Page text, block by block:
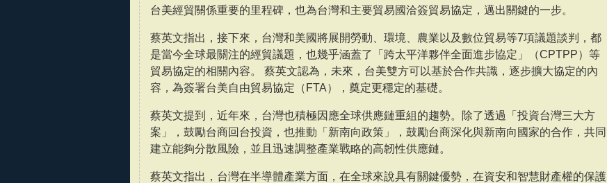
台美經貿關係重要的里程碑，也為台灣和主要貿易國洽簽貿易協定，邁出關鍵的一步。
蔡英文指出，接下來，台灣和美國將展開勞動、環境、農業以及數位貿易等7項議題談判，都
是當今全球最關注的經貿議題，也幾乎涵蓋了「跨太平洋夥伴全面進步協定」（CPTPP）等
貿易協定的相關內容。 蔡英文認為，未來，台美雙方可以基於合作共識，逐步擴大協定的內
容，為簽署台美自由貿易協定（FTA），奠定更穩定的基礎。
蔡英文提到，近年來，台灣也積極因應全球供應鏈重組的趨勢。除了透過「投資台灣三大方
案」，鼓勵台商回台投資，也推動「新南向政策」，鼓勵台商深化與新南向國家的合作，共同
建立能夠分散風險，並且迅速調整產業戰略的高韌性供應鏈。
蔡英文指出，台灣在半導體產業方面，在全球來說具有關鍵優勢，在資安和智慧財產權的保護